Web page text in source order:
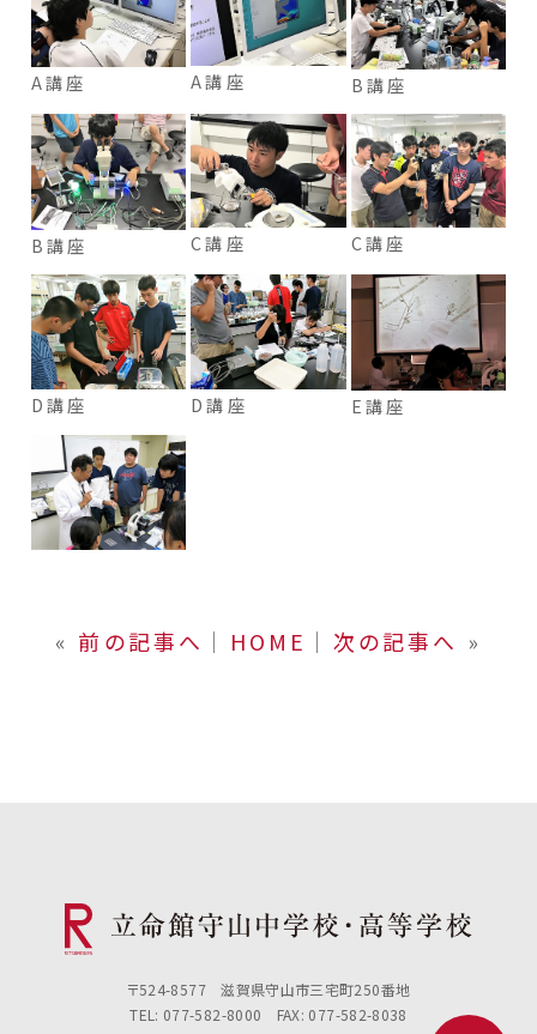
A講座 A講座 B講座
B講座 C講座 C講座
D講座 D講座 E講座
« 前の記事へ │ HOME │ 次の記事へ »
〒524-8577 滋賀県守山市三宅町250番地
TEL: 077-582-8000 FAX: 077-582-8038